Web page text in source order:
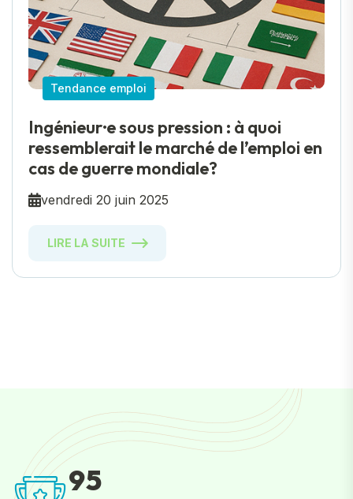
Tendance emploi
Ingénieur·e sous pression : à quoi
ressemblerait le marché de l’emploi en
cas de guerre mondiale?
vendredi 20 juin 2025
LIRE LA SUITE
95